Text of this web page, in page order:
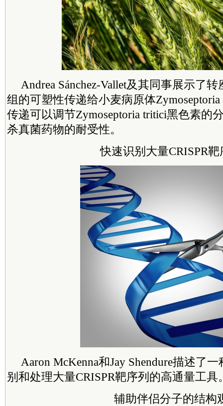
Andrea Sánchez-Vallet及其同事展示了
组的可塑性传递给小麦病原体
传递可以调节Zymoseptoria tritici黑色素的
杀真菌药物的耐受性。
快速识别大量CRISPR靶
Aaron McKenna和Jay Shendure描述了
别和处理大量CRISPR靶序列的高通量工具
辅助伴侣分子的结构